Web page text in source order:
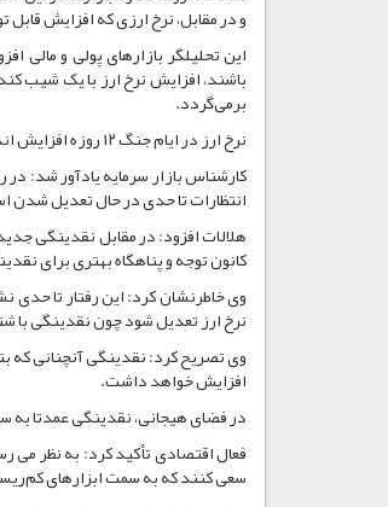
و در مقابل، نرخ ارزی که افزایش قابل توجهی داشت و نقدینگی در محدوده
این تحلیلگر بازارهای پولی و مالی
باشند، افزایش نرخ ارز با یک شیب
برمی‌گردد.
نرخ ارز در ایام جنگ ۱۲ روزه افزایش اندکی داشت چون نقدینگی سنگین به سمت ارز نرفت
کارشناس بازار سرمایه یادآور شد:
انتظارات تا حدی در حال تعدیل
هلالات افزود: در مقابل نقدینگی
کانون توجه و پناهگاه بهتری برای
وی خاطرنشان کرد: این رفتار تا حدی
نرخ ارز تعدیل شود چون نقدینگی
وی تصریح کرد: نقدینگی آنچنانی که
افزایش خواهد داشت.
در فضای هیجانی، نقدینگی عمدتا به
فعال اقتصادی تأکید کرد: به نظر می
سعی کنند که به سمت ابزارهای